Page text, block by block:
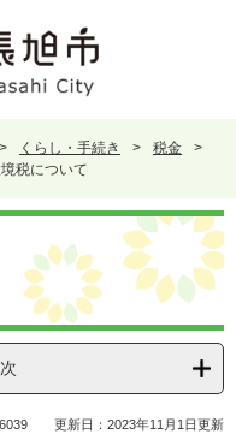
> くらし・手続き > 税金
>
税について
更新日：2023年11月1日更新